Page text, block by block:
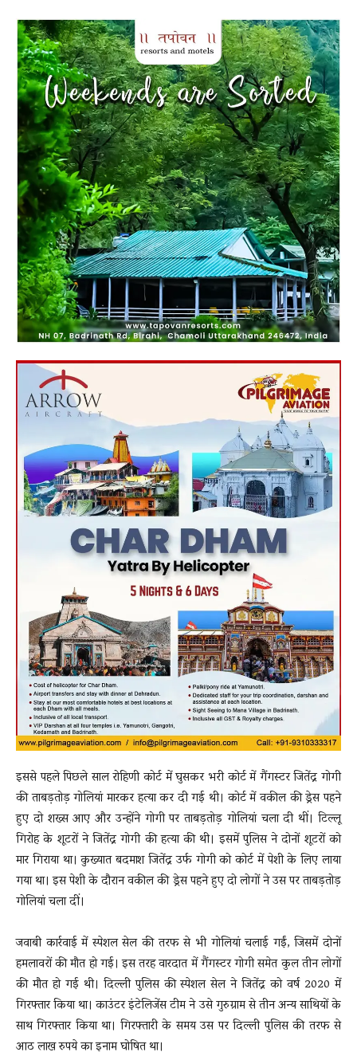
इससे पहले पिछले साल रोहिणी कोर्ट में घुसकर भरी कोर्ट में गैंगस्टर जितेंद्र गोगी
की ताबड़तोड़ गोलियां मारकर हत्या कर दी गई थी। कोर्ट में वकील की ड्रेस पहने
हुए दो शख्स आए और उन्होंने गोगी पर ताबड़तोड़ गोलियां चला दी थीं। टिल्लू
गिरोह के शूटरों ने जितेंद्र गोगी की हत्या की थी। इसमें पुलिस ने दोनों शूटरों को
मार गिराया था। कुख्यात बदमाश जितेंद्र उर्फ गोगी को कोर्ट में पेशी के लिए लाया
गया था। इस पेशी के दौरान वकील की ड्रेस पहने हुए दो लोगों ने उस पर ताबड़तोड़
गोलियां चला दीं।
जवाबी कार्रवाई में स्पेशल सेल की तरफ से भी गोलियां चलाई गईं, जिसमें दोनों
हमलावरों की मौत हो गई। इस तरह वारदात में गैंगस्टर गोगी समेत कुल तीन लोगों
की मौत हो गई थी। दिल्ली पुलिस की स्पेशल सेल ने जितेंद्र को वर्ष 2020 में
गिरफ्तार किया था। काउंटर इंटेलिजेंस टीम ने उसे गुरुग्राम से तीन अन्य साथियों के
साथ गिरफ्तार किया था। गिरफ्तारी के समय उस पर दिल्ली पुलिस की तरफ से
आठ लाख रुपये का इनाम घोषित था।